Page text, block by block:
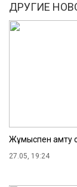
ДРУГИЕ
Жұмыспен қамту
27.05, 19:24